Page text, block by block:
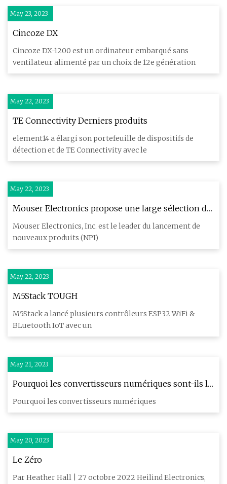
May 23, 2023
Cincoze DX
Cincoze DX-1200 est un ordinateur embarqué sans
ventilateur alimenté par un choix de 12e génération
May 22, 2023
TE Connectivity Derniers produits
element14 a élargi son portefeuille de dispositifs de
détection et de TE Connectivity avec le
May 22, 2023
Mouser Electronics propose une large sélection de
Nordic Semiconductor
Mouser Electronics, Inc. est le leader du lancement de
nouveaux produits (NPI)
May 22, 2023
M5Stack TOUGH
M5Stack a lancé plusieurs contrôleurs ESP32 WiFi &
BLuetooth IoT avec un
May 21, 2023
Pourquoi les convertisseurs numériques sont-ils la
partie la plus importante de votre studio ?
Pourquoi les convertisseurs numériques
May 20, 2023
Le Zéro
Par Heather Hall | 27 octobre 2022 Heilind Electronics,